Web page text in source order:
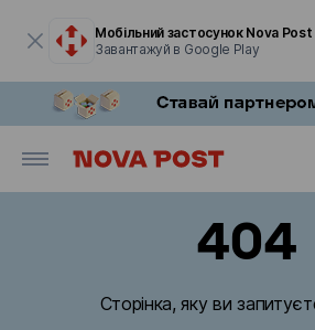
Мобільний застосунок Nova Post
Завантажуй в Google Play
404
Сторінка, яку ви